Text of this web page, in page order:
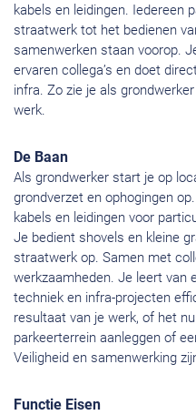
kabels en leidingen. Iedereen
straatwerk tot het bedienen
samenwerken staan voorop.
ervaren collega’s en doet
infra. Zo zie je als
werk.
De Baan
Als grondwerker start je op
grondverzet en ophogingen
kabels en leidingen voor
Je bedient shovels en kleine
straatwerk op. Samen met
werkzaamheden. Je leert van
techniek en infra-projecten
resultaat van je werk, of het
parkeerterrein aanleggen of
Veiligheid en samenwerking
Functie Eisen